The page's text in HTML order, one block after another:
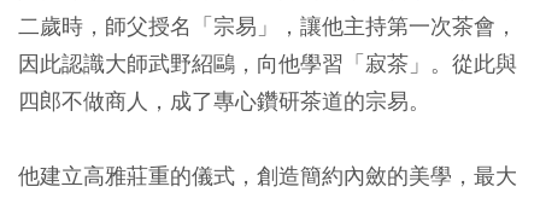
二歲時，師父授名「宗易」，讓他主持第一次茶會，
因此認識大師武野紹鷗，向他學習「寂茶」。從此與
四郎不做商人，成了專心鑽研茶道的宗易。
他建立高雅莊重的儀式，創造簡約內斂的美學，最大